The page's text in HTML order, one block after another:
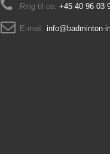
Ring til os: +45 40 96 03
E-mail: info@badminton-